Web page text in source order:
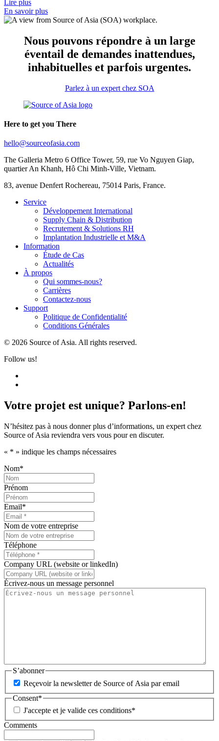
Lire plus
En savoir plus
Nous pouvons répondre à un large
éventail de demandes inattendues,
inhabituelles et parfois urgentes.
Parlez à un expert chez SOA
Here to get you There
hello@sourceofasia.com
The Galleria Metro 6 Office Tower, 59, rue Vo Nguyen Giap,
quartier An Khanh, Hô Chi Minh-Ville, Vietnam.
83, avenue Denfert Rochereau, 75014 Paris, France.
Service
Développement International
Supply Chain & Distribution
Recrutement & Solutions RH
Implantation Industrielle et M&A
Information
Étude de Cas
Actualités
À propos
Qui sommes-nous?
Carrières
Contactez-nous
Support
Politique de Confidentialité
Conditions Générales
© 2026 Source of Asia. All rights reserved.
Follow us!
Votre projet est unique? Parlons-en!
N’hésitez pas à nous donner plus d’informations, un expert chez
Source of Asia reviendra vers vous pour en discuter.
« * » indique les champs nécessaires
Nom*
Prénom
Email*
Nom de votre entreprise
Téléphone
Company URL (website or linkedIn)
Écrivez-nous un message personnel
S’abonner
Reçevoir la newsletter de Source of Asia par email
Consent*
J'accepte et je valide ces conditions*
Comments